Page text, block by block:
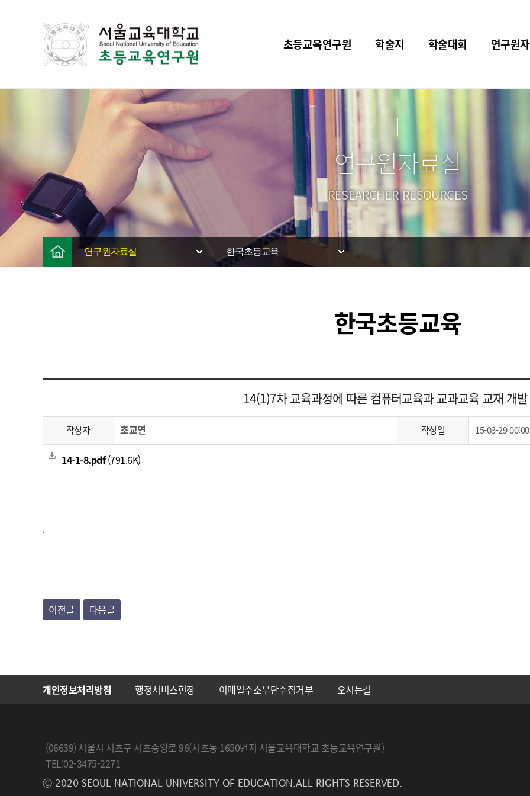
초등교육연구원 학술지 학술대회 연구원
연구원자료실
RESEARCHER RESOURCES
연구원자료실 한국초등교육
한국초등교육
14(1)7차 교육과정에 따른 컴퓨터교육과 교과교육 교재 개
작성자 초교연 작성일 15-03-29 00:00
14-1-8.pdf(791.6K)
.
이전글 다음글
개인정보처리방침 행정서비스헌장 이메일주소무단수집거부 오시는길
(06639) 서울시 서초구 서초중앙로 96(서초동 1650번지 서울교육대학교 초등교육연구원)
TEL:02-3475-2271
Ⓒ 2020 SEOUL NATIONAL UNIVERSITY OF EDUCATION.ALL RIGHTS RESERVED.